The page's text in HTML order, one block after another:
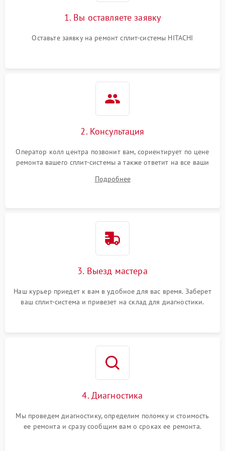
1. Вы оставляете заявку
Оставьте заявку на ремонт сплит-системы HITACHI
2. Консультация
Оператор колл центра позвонит вам, сориентирует по цене
ремонта вашего сплит-системы а также ответит на все ваши
Подробнее
3. Выезд мастера
Наш курьер приедет к вам в удобное для вас время. Заберет
ваш сплит-система и привезет на склад для диагностики.
4. Диагностика
Мы проведем диагностику, определим поломку и стоимость
ее ремонта и сразу сообщим вам о сроках ее ремонта.